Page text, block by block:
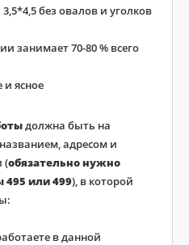
без овалов и уголков
занимает 70-80 % всего
и ясное
должна быть на
адресом и
(обязательно нужно
495 или 499), в которой
в данной